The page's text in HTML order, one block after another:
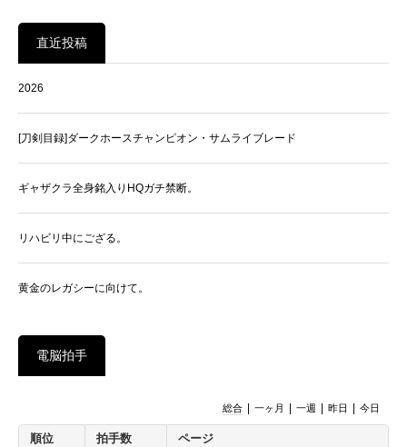
直近投稿
2026
[刀剣目録]ダークホースチャンピオン・サムライブレード
ギャザクラ全身銘入りHQガチ禁断。
リハビリ中にござる。
黄金のレガシーに向けて。
電脳拍手
総合 一ヶ月 一週 昨日 今日
順位 拍手数
ページ